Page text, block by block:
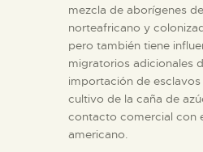
mezcla de aborígenes
norteafricano y
pero también tiene
migratorios adicionales
importación de
cultivo de la caña de
contacto comercial con
americano.